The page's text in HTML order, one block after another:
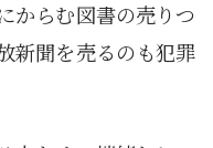
からむ図書の売りつ
新聞を売るのも犯罪